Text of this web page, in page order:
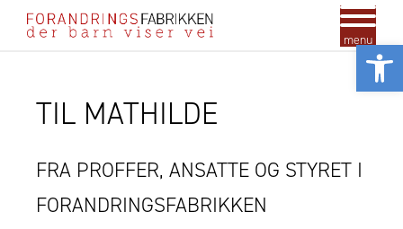
menu
TIL MATHILDE
FRA PROFFER, ANSATTE OG STYRET I
FORANDRINGSFABRIKKEN